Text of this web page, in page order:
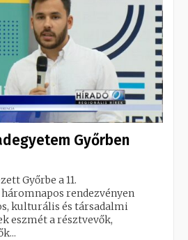
Győrben
Győrbe a 11.
rendezvényen
kulturális és társadalmi
eszmét a résztvevők,